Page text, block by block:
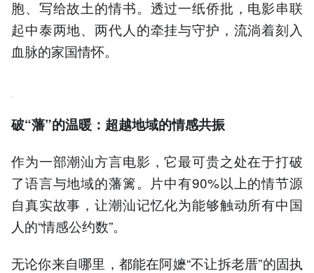
胞、写给故土的情书。透过一纸侨批，电影串联
起中泰两地、两代人的牵挂与守护，流淌着刻入
血脉的家国情怀。
破“藩”的温暖：超越地域的情感共振
作为一部潮汕方言电影，它最可贵之处在于打破
了语言与地域的藩篱。片中有90%以上的情节源
自真实故事，让潮汕记忆化为能够触动所有中国
人的“情感公约数”。
无论你来自哪里，都能在阿嬷“不让拆老厝”的固执